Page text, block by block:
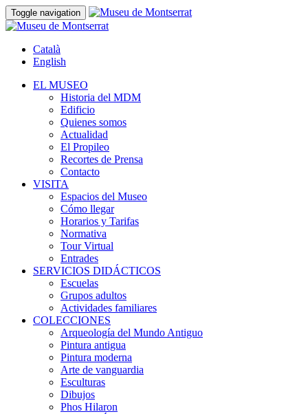
Toggle navigation
Català
English
EL MUSEO
Historia del MDM
Edificio
Quienes somos
Actualidad
El Propileo
Recortes de Prensa
Contacto
VISITA
Espacios del Museo
Cómo llegar
Horarios y Tarifas
Normativa
Tour Virtual
Entrades
SERVICIOS DIDÁCTICOS
Escuelas
Grupos adultos
Actividades familiares
COLECCIONES
Arqueología del Mundo Antiguo
Pintura antigua
Pintura moderna
Arte de vanguardia
Esculturas
Dibujos
Phos Hilaron